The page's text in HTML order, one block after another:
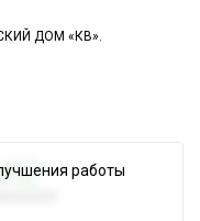
ДОМ «КВ».
работы